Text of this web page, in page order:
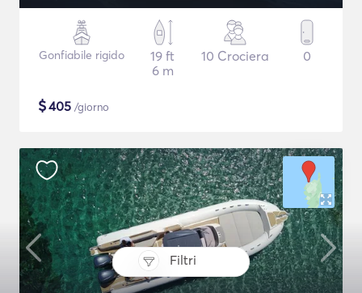
Filtri
Gonfiabile rigido
19 ft
6 m
10 Crociera 0
$405 /giorno